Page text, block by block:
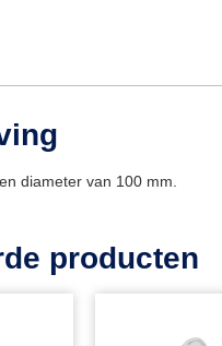
diameter van 100 mm.
producten